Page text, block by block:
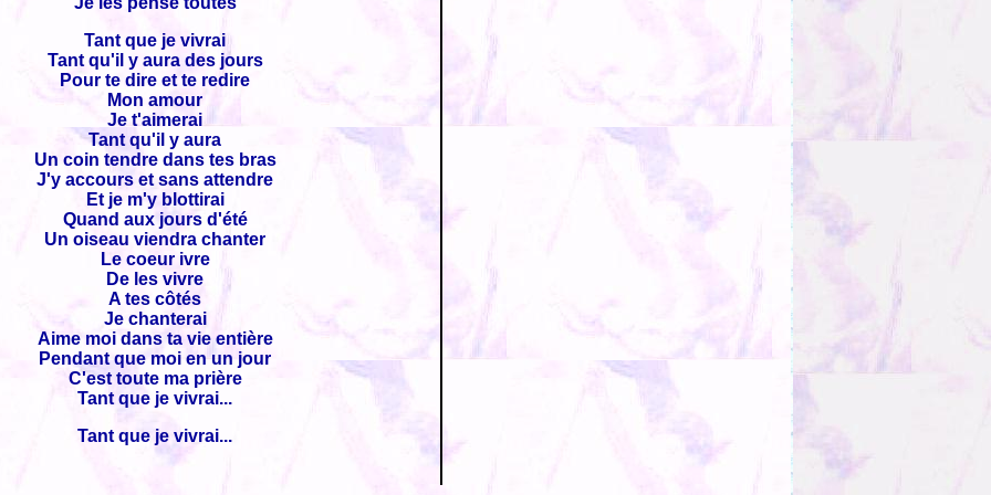
Tant que je vivrai
Tant qu'il y aura des jours
Pour te dire et te redire
Mon amour
Je t'aimerai
Tant qu'il y aura
Un coin tendre dans tes bras
J'y accours et sans attendre
Et je m'y blottirai
Quand aux jours d'été
Un oiseau viendra chanter
Le coeur ivre
De les vivre
A tes côtés
Je chanterai
Aime moi dans ta vie entière
Pendant que moi en un jour
C'est toute ma prière
Tant que je vivrai...
Tant que je vivrai...